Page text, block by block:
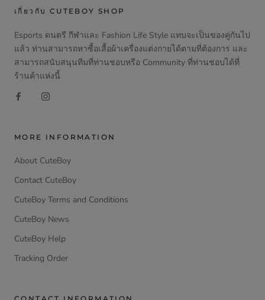
เกี่ยวกับ CUTEBOY SHOP
Esports ดนตรี กีฬาและ Fashion Life Style แทบจะเป็นของคู่กันไป
แล้ว ท่านสามารถหาซื้อเสื้อผ้าเครื่องแต่งกายได้ตามที่ต้องการ และ
สามารถสนับสนุนทีมที่ท่านชอบหรือ Community ที่ท่านชอบได้ที่
ร้านค้าแห่งนี้
MORE INFORMATION
About CuteBoy
Contact CuteBoy
CuteBoy Terms and Conditions
CuteBoy News
CuteBoy Help
Tracking Order